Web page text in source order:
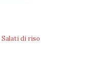
Salati di riso